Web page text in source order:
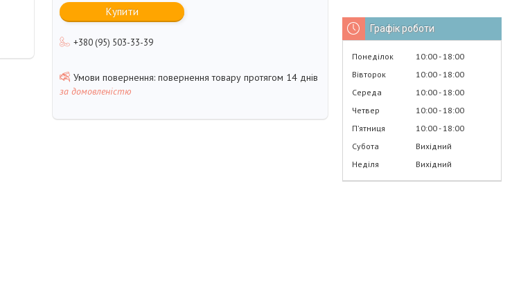
Купити
+380 (95) 503-33-39
повернення товару протягом 14 днів
за домовленістю
Графік роботи
Понеділок 10:00 18:00
Вівторок
10:00 18:00
Середа
10:00 18:00
Четвер
10:00 18:00
Пʼятниця
10:00 18:00
Субота
Вихідний
Неділя
Вихідний